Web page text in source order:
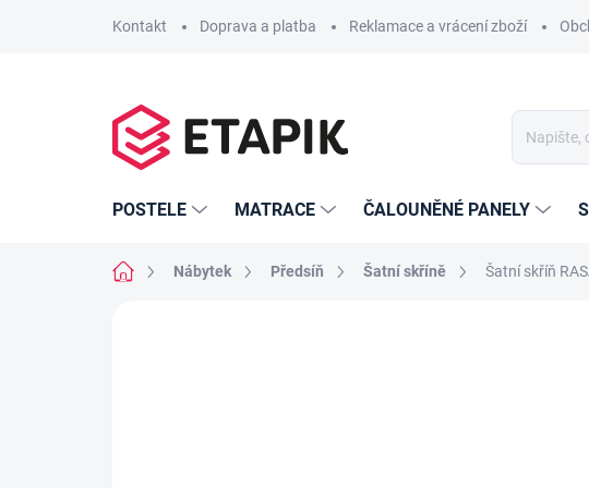
Kontakt Doprava a platba Reklamace a vrácení zboží
POSTELE MATRACE ČALOUNĚNÉ PANELY
Domů Nábytek Předsíň Šatní skříně Šatní skříň